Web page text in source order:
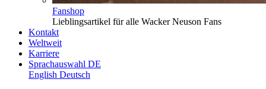
Fanshop
Lieblingsartikel für alle Wacker Neuson Fans
Kontakt
Weltweit
Karriere
Sprachauswahl DE
English Deutsch